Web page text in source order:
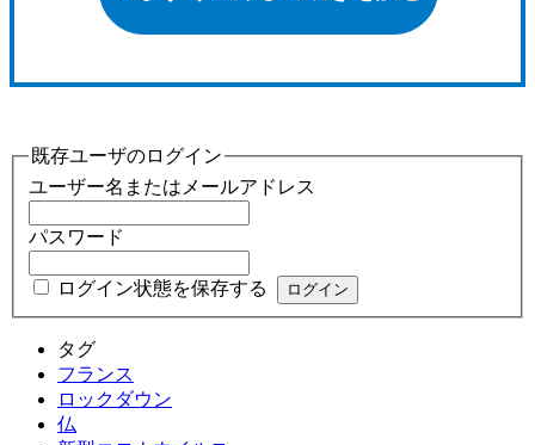
既存ユーザのログイン
ユーザー名またはメールアドレス
パスワード
ログイン状態を保存する
タグ
フランス
ロックダウン
仏